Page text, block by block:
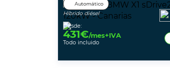
Automático
Híbrido diésel
Desde:
431€/mes+IVA
Todo incluido